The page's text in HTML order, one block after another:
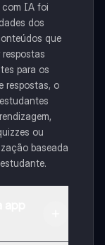
com IA foi
dos
que
para os
respostas, o
ou
baseada